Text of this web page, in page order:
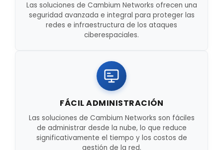
Las soluciones de Cambium Networks ofrecen una
seguridad avanzada e integral para proteger las
redes e infraestructura de los ataques
ciberespaciales.
FÁCIL ADMINISTRACIÓN
Las soluciones de Cambium Networks son fáciles
de administrar desde la nube, lo que reduce
significativamente el tiempo y los costos de
gestión de la red.